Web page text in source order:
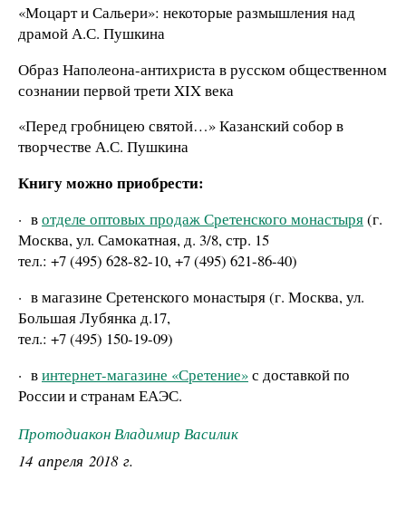
«Моцарт и Сальери»: некоторые размышления над
драмой А.С. Пушкина
Образ Наполеона-антихриста в русском общественном
сознании первой трети XIX века
«Перед гробницею святой…» Казанский собор в
творчестве А.С. Пушкина
Книгу можно приобрести:
· вотделе оптовых продаж Сретенского монастыря(г.
Москва, ул. Самокатная, д. 3/8, стр. 15
тел.: +7 (495) 628-82-10, +7 (495) 621-86-40)
· в магазине Сретенского монастыря (г. Москва, ул.
Большая Лубянка д.17,
тел.: +7 (495) 150-19-09)
· винтернет-магазине «Сретение»с доставкой по
России и странам ЕАЭС.
Протодиакон Владимир Василик
14 апреля 2018 г.